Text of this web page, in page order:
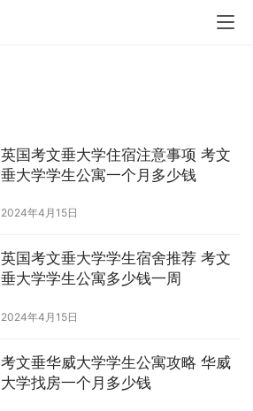
英国考文垂大学住宿注意事项 考文
垂大学学生公寓一个月多少钱
2024年4月15日
英国考文垂大学学生宿舍推荐 考文
垂大学学生公寓多少钱一周
2024年4月15日
考文垂华威大学学生公寓攻略 华威
大学找房一个月多少钱